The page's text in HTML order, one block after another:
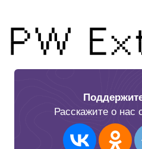
Расскажите о нас